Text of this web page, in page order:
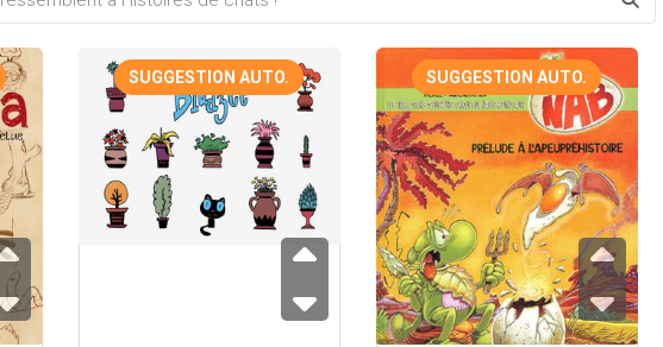
SUGGESTION AUTO. SUGGESTION AUTO.